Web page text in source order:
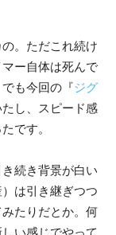
。ただこれ続け
ー自体は死んで
も今回の『ジグ
し、スピード感
です。
続き背景が白い
は引き継ぎつつ
たりだとか。何
い感じでやって